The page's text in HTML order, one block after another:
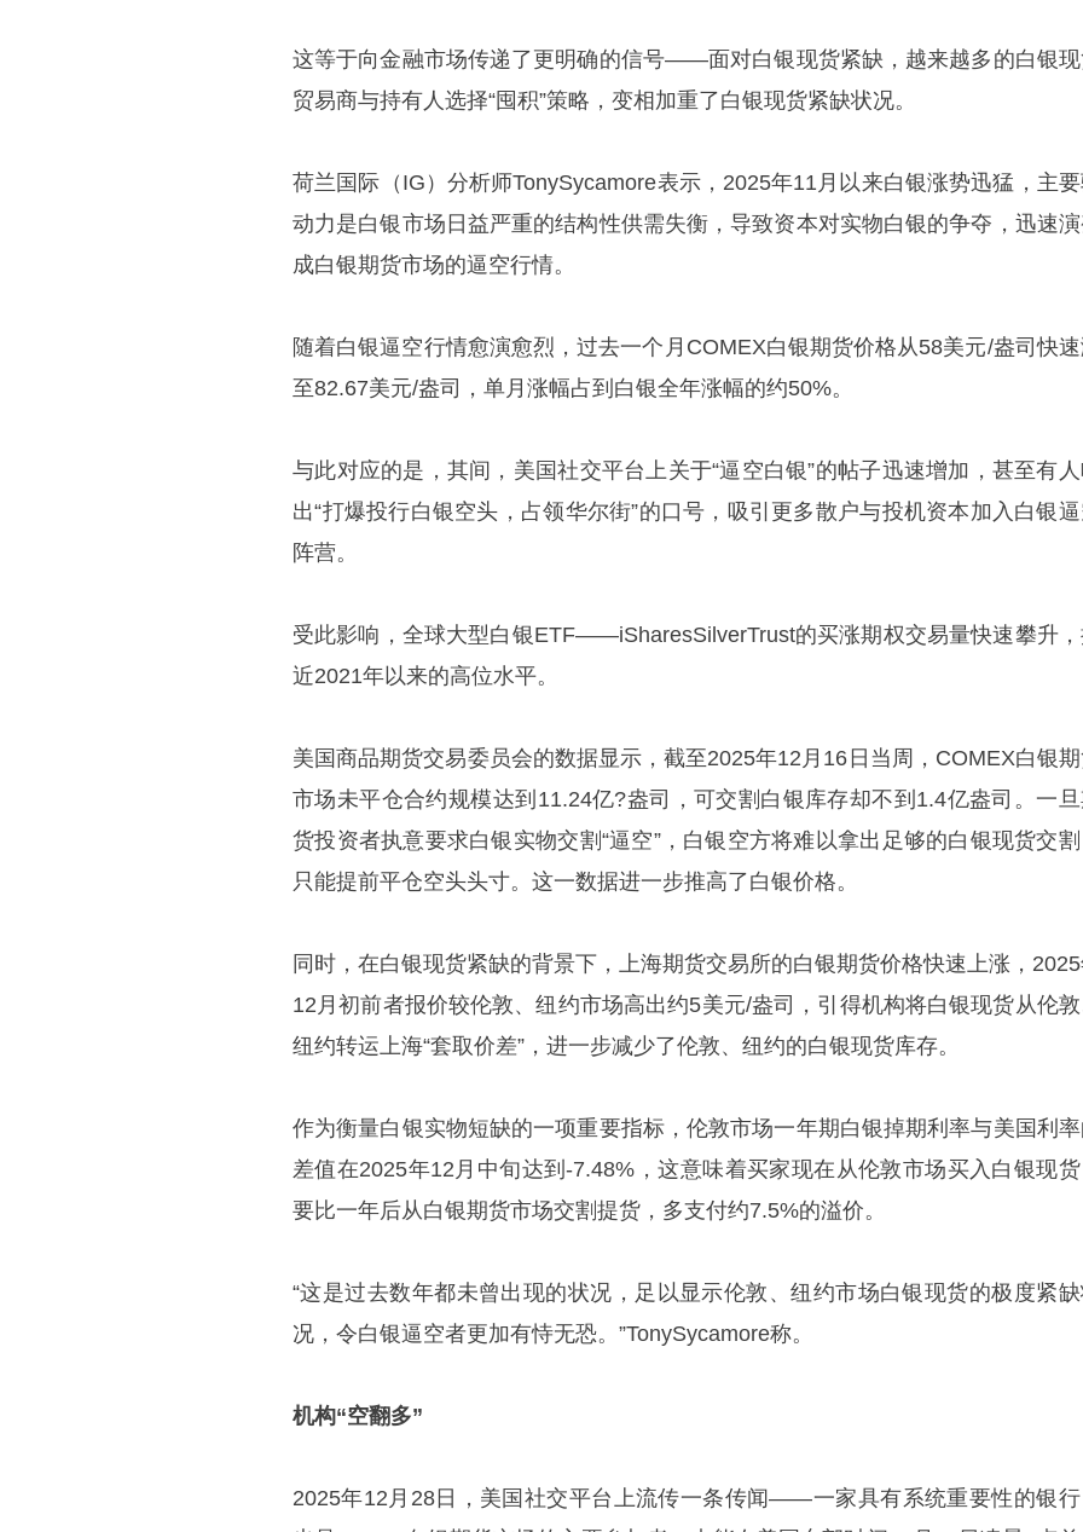
这等于向金融市场传递了更明确的信号——面对白银现货紧缺，越来越多的白银
贸易商与持有人选择“囤积”策略，变相加重了白银现货紧缺状况。
荷兰国际（IG）分析师TonySycamore表示，2025年11月以来白银涨势迅猛，主
动力是白银市场日益严重的结构性供需失衡，导致资本对实物白银的争夺，迅速
成白银期货市场的逼空行情。
随着白银逼空行情愈演愈烈，过去一个月COMEX白银期货价格从58美元/盎司快
至82.67美元/盎司，单月涨幅占到白银全年涨幅的约50%。
与此对应的是，其间，美国社交平台上关于“逼空白银”的帖子迅速增加，甚至有
出“打爆投行白银空头，占领华尔街”的口号，吸引更多散户与投机资本加入白银
阵营。
受此影响，全球大型白银ETF——iSharesSilverTrust的买涨期权交易量快速攀升
近2021年以来的高位水平。
美国商品期货交易委员会的数据显示，截至2025年12月16日当周，COMEX白银
市场未平仓合约规模达到11.24亿?盎司，可交割白银库存却不到1.4亿盎司。一旦
货投资者执意要求白银实物交割“逼空”，白银空方将难以拿出足够的白银现货交割
只能提前平仓空头头寸。这一数据进一步推高了白银价格。
同时，在白银现货紧缺的背景下，上海期货交易所的白银期货价格快速上涨，
12月初前者报价较伦敦、纽约市场高出约5美元/盎司，引得机构将白银现货从伦敦
纽约转运上海“套取价差”，进一步减少了伦敦、纽约的白银现货库存。
作为衡量白银实物短缺的一项重要指标，伦敦市场一年期白银掉期利率与美国利
差值在2025年12月中旬达到-7.48%，这意味着买家现在从伦敦市场买入白银现货
要比一年后从白银期货市场交割提货，多支付约7.5%的溢价。
“这是过去数年都未曾出现的状况，足以显示伦敦、纽约市场白银现货的极度紧
况，令白银逼空者更加有恃无恐。”TonySycamore称。
机构“空翻多”
2025年12月28日，美国社交平台上流传一条传闻——一家具有系统重要性的银行